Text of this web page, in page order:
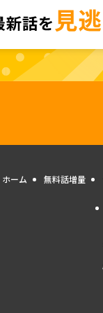
ホーム 無料話増量